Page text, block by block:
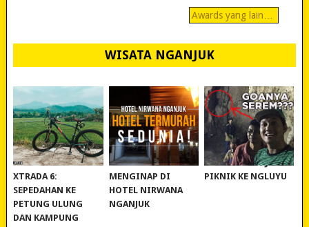
Awards yang lain…
WISATA NGANJUK
REVIEW POLYGON
XTRADA 6:
SEPEDAHAN KE
PETUNG ULUNG
DAN KAMPUNG
MURAH BANGET!
MENGINAP DI
HOTEL NIRWANA
NGANJUK
WISATA NGANJUK:
PIKNIK KE NGLUYU